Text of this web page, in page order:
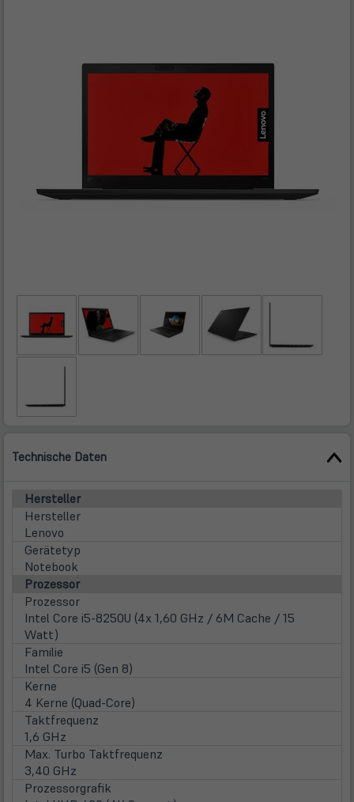
Technische Daten
Hersteller
Hersteller
Lenovo
Gerätetyp
Notebook
Prozessor
Prozessor
Intel Core i5-8250U (4x 1,60 GHz / 6M Cache / 15
Watt)
Familie
Intel Core i5 (Gen 8)
Kerne
4 Kerne (Quad-Core)
Taktfrequenz
1,6 GHz
Max. Turbo Taktfrequenz
3,40 GHz
Prozessorgrafik